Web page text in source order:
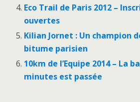
Eco Trail de Paris 2012 –
ouvertes
Kilian Jornet : Un champion
bitume parisien
10km de l’Equipe 2014 – La
minutes est passée